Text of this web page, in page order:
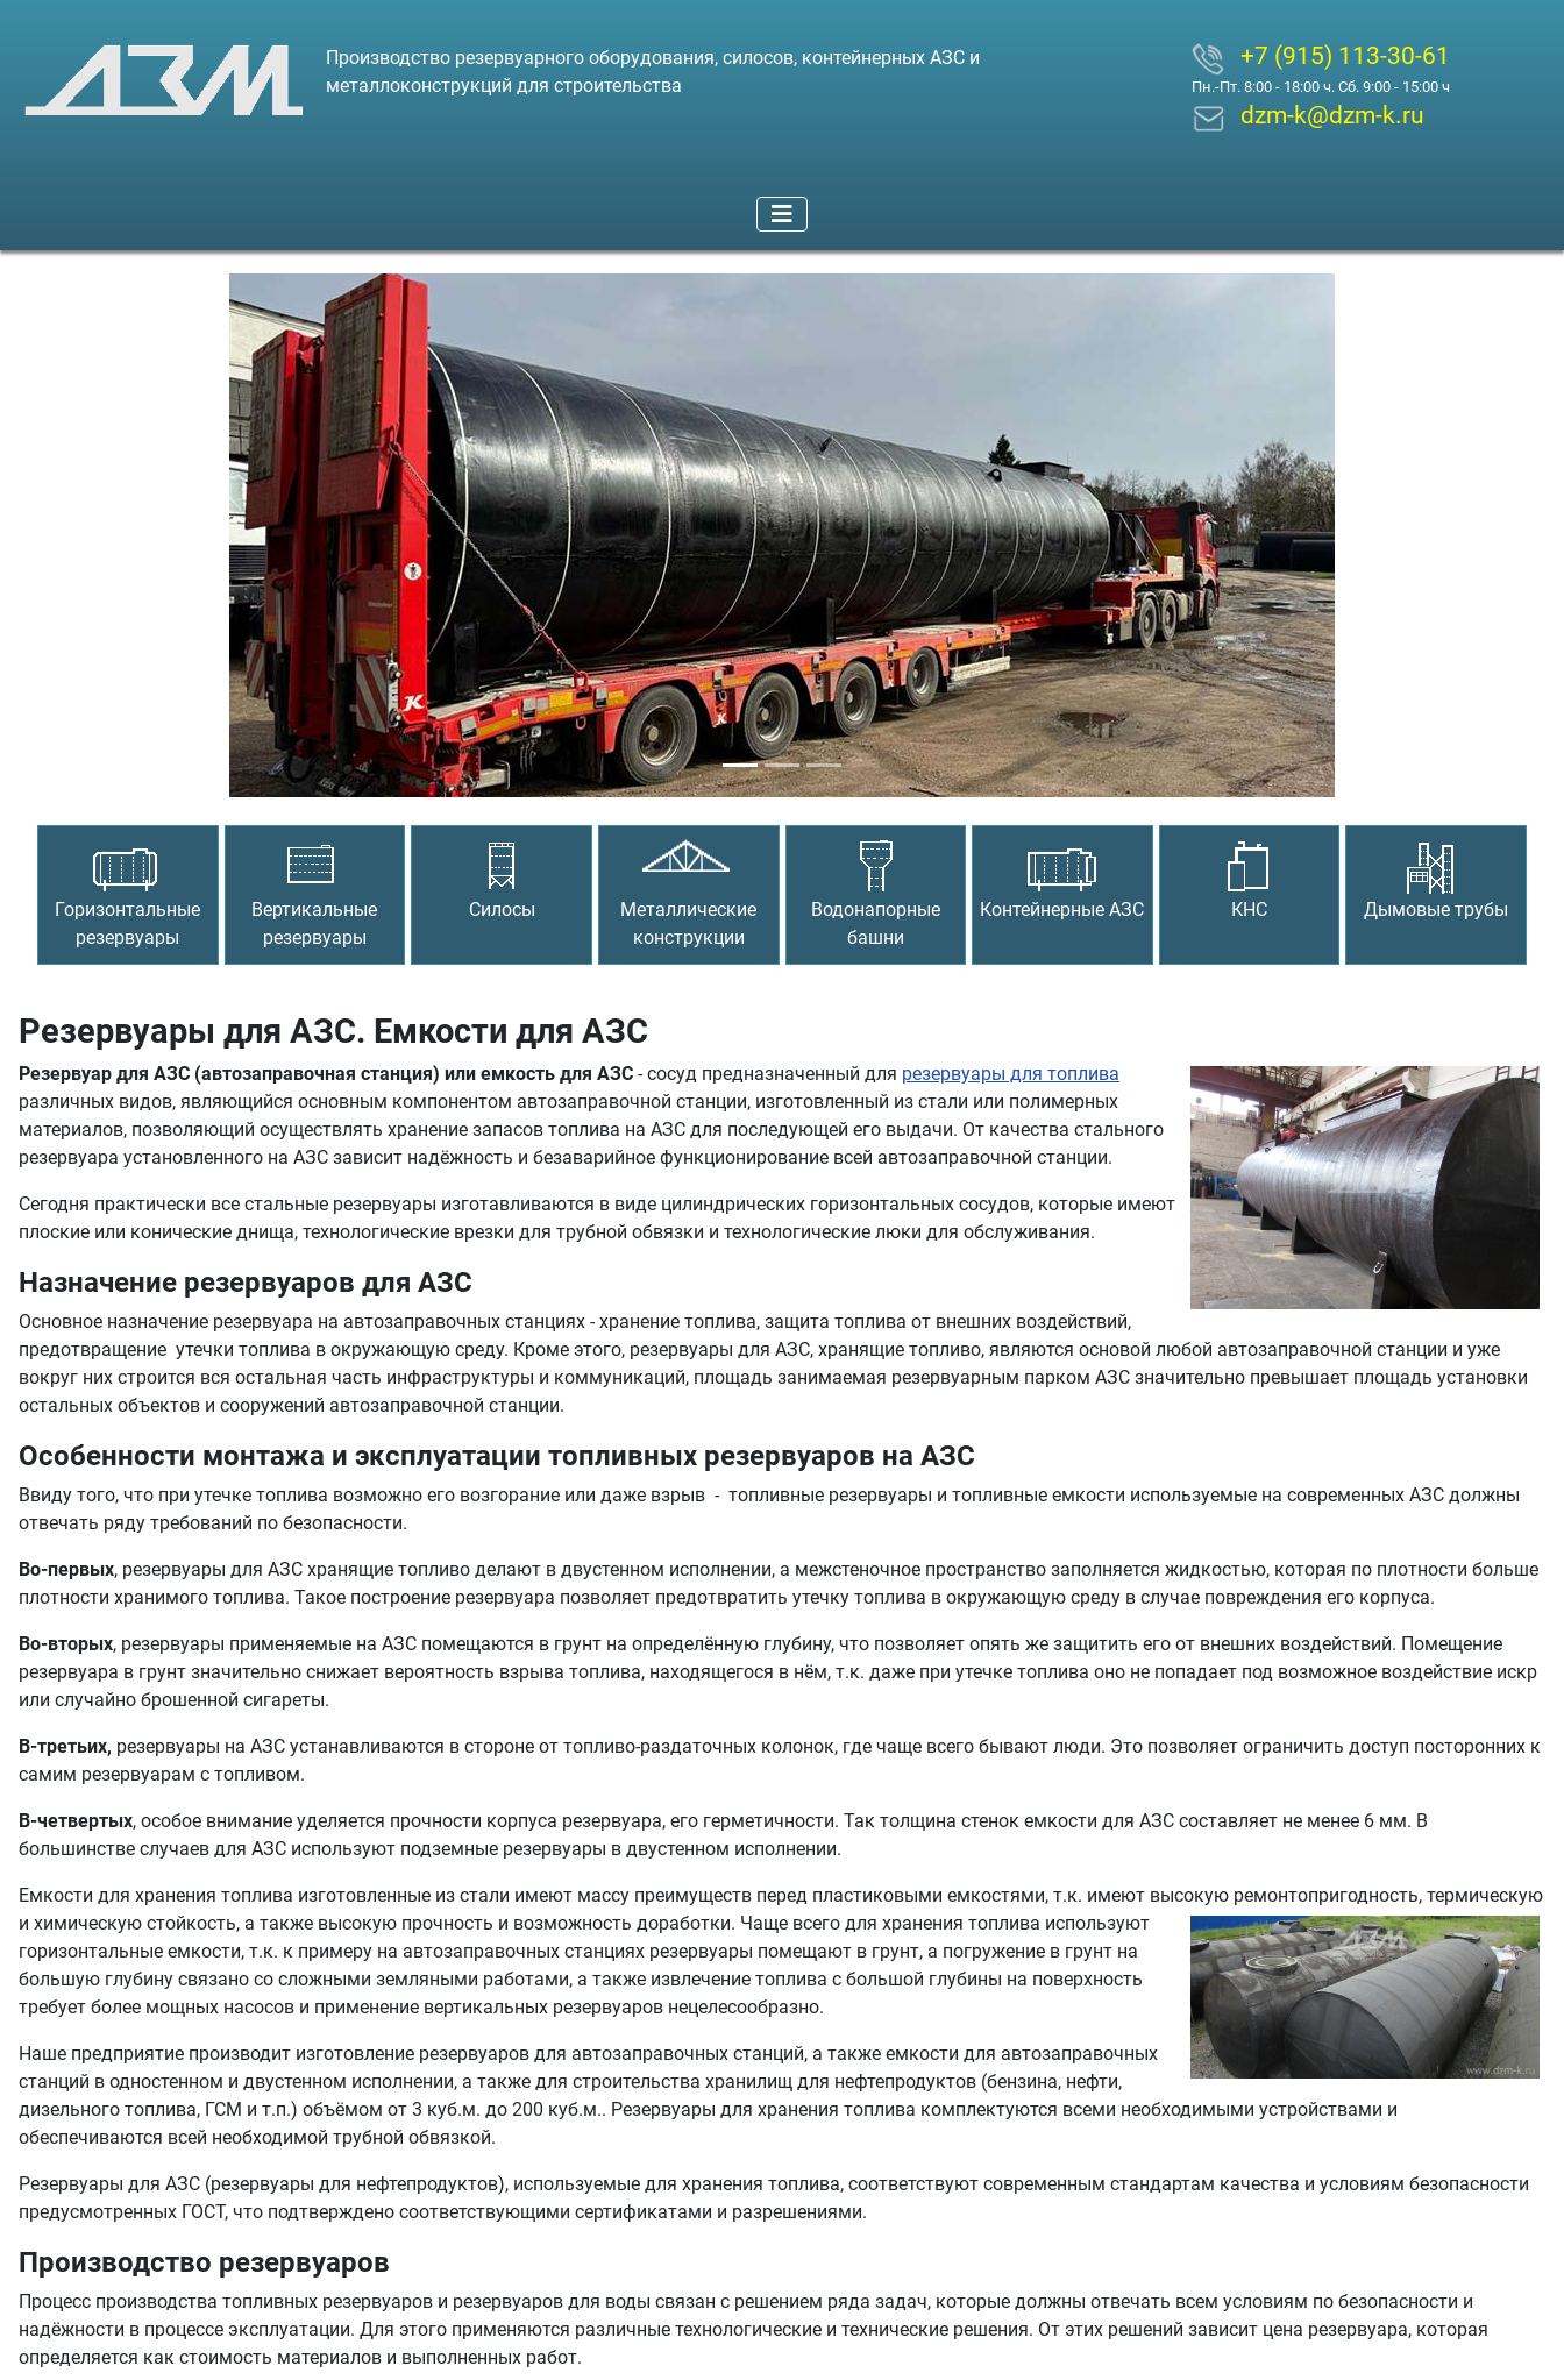
Производство резервуарного оборудования, силосов, контейнерных АЗС и
металлоконструкций для строительства
+7 (915) 113-30-61
Пн.-Пт. 8:00 - 18:00 ч. Сб. 9:00 - 15:00 ч
dzm-k@dzm-k.ru
Предыдущий
Горизонтальные
резервуары
Вертикальные
резервуары
Силосы
Металлические
конструкции
Водонапорные
башни
Контейнерные АЗС КНС Дымовые трубы
Резервуары для АЗС. Емкости для АЗС
Резервуар для АЗС (автозаправочная станция) или емкость для АЗС - сосуд предназначенный для резервуары для топлива
различных видов, являющийся основным компонентом автозаправочной станции, изготовленный из стали или полимерных
материалов, позволяющий осуществлять хранение запасов топлива на АЗС для последующей его выдачи. От качества стального
резервуара установленного на АЗС зависит надёжность и безаварийное функционирование всей автозаправочной станции.
Сегодня практически все стальные резервуары изготавливаются в виде цилиндрических горизонтальных сосудов, которые имеют
плоские или конические днища, технологические врезки для трубной обвязки и технологические люки для обслуживания.
Назначение резервуаров для АЗС
Основное назначение резервуара на автозаправочных станциях - хранение топлива, защита топлива от внешних воздействий,
предотвращение утечки топлива в окружающую среду. Кроме этого, резервуары для АЗС, хранящие топливо, являются основой любой автозаправочной станции и уже
вокруг них строится вся остальная часть инфраструктуры и коммуникаций, площадь занимаемая резервуарным парком АЗС значительно превышает площадь установки
остальных объектов и сооружений автозаправочной станции.
Особенности монтажа и эксплуатации топливных резервуаров на АЗС
Ввиду того, что при утечке топлива возможно его возгорание или даже взрыв - топливные резервуары и топливные емкости используемые на современных АЗС должны
отвечать ряду требований по безопасности.
Во-первых, резервуары для АЗС хранящие топливо делают в двустенном исполнении, а межстеночное пространство заполняется жидкостью, которая по плотности больше
плотности хранимого топлива. Такое построение резервуара позволяет предотвратить утечку топлива в окружающую среду в случае повреждения его корпуса.
Во-вторых, резервуары применяемые на АЗС помещаются в грунт на определённую глубину, что позволяет опять же защитить его от внешних воздействий. Помещение
резервуара в грунт значительно снижает вероятность взрыва топлива, находящегося в нём, т.к. даже при утечке топлива оно не попадает под возможное воздействие искр
или случайно брошенной сигареты.
В-третьих, резервуары на АЗС устанавливаются в стороне от топливо-раздаточных колонок, где чаще всего бывают люди. Это позволяет ограничить доступ посторонних к
самим резервуарам с топливом.
В-четвертых, особое внимание уделяется прочности корпуса резервуара, его герметичности. Так толщина стенок емкости для АЗС составляет не менее 6 мм. В
большинстве случаев для АЗС используют подземные резервуары в двустенном исполнении.
Емкости для хранения топлива изготовленные из стали имеют массу преимуществ перед пластиковыми емкостями, т.к. имеют высокую ремонтопригодность, термическую
и химическую стойкость, а также высокую прочность и возможность доработки. Чаще всего для хранения топлива используют
горизонтальные емкости, т.к. к примеру на автозаправочных станциях резервуары помещают в грунт, а погружение в грунт на
большую глубину связано со сложными земляными работами, а также извлечение топлива с большой глубины на поверхность
требует более мощных насосов и применение вертикальных резервуаров нецелесообразно.
Наше предприятие производит изготовление резервуаров для автозаправочных станций, а также емкости для автозаправочных
станций в одностенном и двустенном исполнении, а также для строительства хранилищ для нефтепродуктов (бензина, нефти,
дизельного топлива, ГСМ и т.п.) объёмом от 3 куб.м. до 200 куб.м.. Резервуары для хранения топлива комплектуются всеми необходимыми устройствами и
обеспечиваются всей необходимой трубной обвязкой.
Резервуары для АЗС (резервуары для нефтепродуктов), используемые для хранения топлива, соответствуют современным стандартам качества и условиям безопасности
предусмотренных ГОСТ, что подтверждено соответствующими сертификатами и разрешениями.
Производство резервуаров
Процесс производства топливных резервуаров и резервуаров для воды связан с решением ряда задач, которые должны отвечать всем условиям по безопасности и
надёжности в процессе эксплуатации. Для этого применяются различные технологические и технические решения. От этих решений зависит цена резервуара, которая
определяется как стоимость материалов и выполненных работ.